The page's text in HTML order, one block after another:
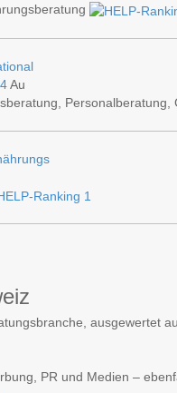
Au
Personalberatung,
ausgewertet
PR und Medien –